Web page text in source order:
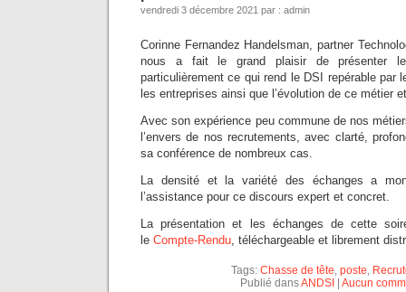
vendredi 3 décembre 2021 par : admin
Corinne Fernandez Handelsman, partner
nous a fait le grand plaisir de présenter
particulièrement ce qui rend le DSI repérable par
les entreprises ainsi que l’évolution de ce métier
Avec son expérience peu commune de nos
l’envers de nos recrutements, avec clarté,
sa conférence de nombreux cas.
La densité et la variété des échanges a
l’assistance pour ce discours expert et concret.
La présentation et les échanges de cette
le Compte-Rendu, téléchargeable et librement
Tags: Chasse de tête, poste,
Publié dansANDSI Aucun